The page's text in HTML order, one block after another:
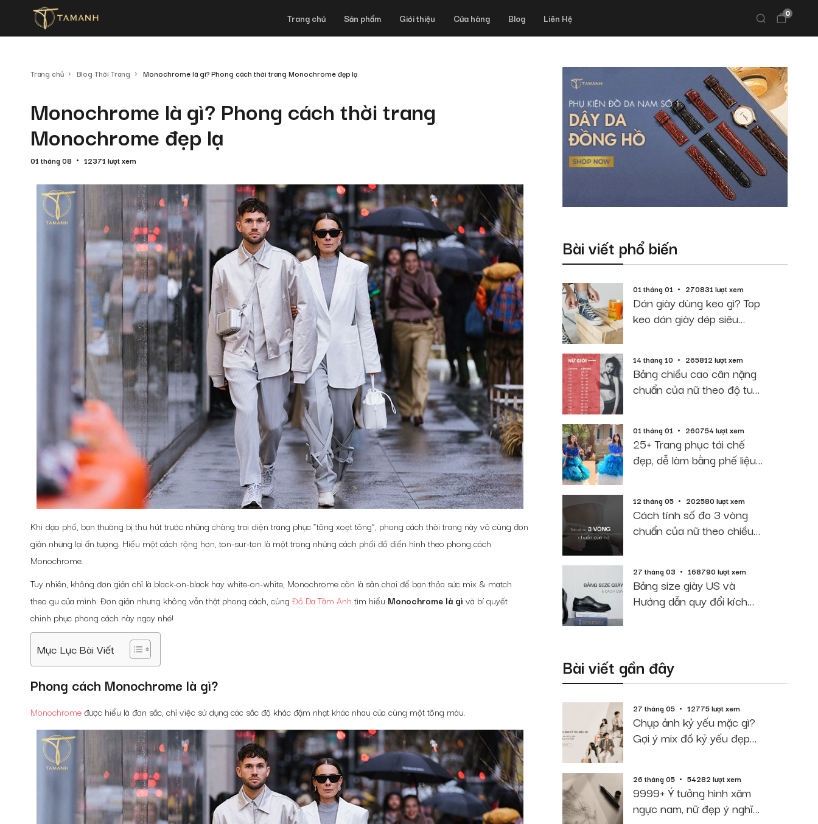
Trang chủ Sản phẩm Giới thiệu Cửa hàng Blog Liên Hệ 0
Trang chủ Blog Thời Trang Monochrome là gì? Phong cách thời trang Monochrome đẹp lạ
Monochrome là gì? Phong cách thời trang
Monochrome đẹp lạ
01 tháng 08 12371 lượt xem
Khi dạo phố, bạn thường bị thu hút trước những chàng trai diện trang phục “tông xoẹt tông”, phong cách thời trang này vô cùng đơn
giản nhưng lại ấn tượng. Hiểu một cách rộng hơn, ton-sur-ton là một trong những cách phối đồ điển hình theo phong cách
Monochrome.
Tuy nhiên, không đơn giản chỉ là black-on-black hay white-on-white, Monochrome còn là sân chơi để bạn thỏa sức mix & match
theo gu của mình. Đơn giản nhưng không vẫn thật phong cách, cùng Đồ Da Tâm Anh tìm hiểu Monochrome là gì và bí quyết
chinh phục phong cách này ngay nhé!
Mục Lục Bài Viết
Phong cách Monochrome là gì?
Monochromeđược hiểu là đơn sắc, chỉ việc sử dụng các sắc độ khác đậm nhạt khác nhau của cùng một tông màu.
Bài viết phổ biến
01 tháng 01 270831 lượt xem
Dán giày dùng keo gì? Top
keo dán giày dép siêu
14 tháng 10 265812 lượt xem
Bảng chiều cao cân nặng
chuẩn của nữ theo độ tuổi
01 tháng 01 260754 lượt xem
25+ Trang phục tái chế
đẹp, dễ làm bằng phế liệu
12 tháng 05 202580 lượt xem
Cách tính số đo 3 vòng
chuẩn của nữ theo chiều
27 tháng 03 168790 lượt xem
Bảng size giày US và
Hướng dẫn quy đổi kích
Bài viết gần đây
27 tháng 05 12775 lượt xem
Chụp ảnh kỷ yếu mặc gì?
Gợi ý mix đồ kỷ yếu đẹp
26 tháng 05 54282 lượt xem
9999+ Ý tưởng hình xăm
ngực nam, nữ đẹp ý nghĩa